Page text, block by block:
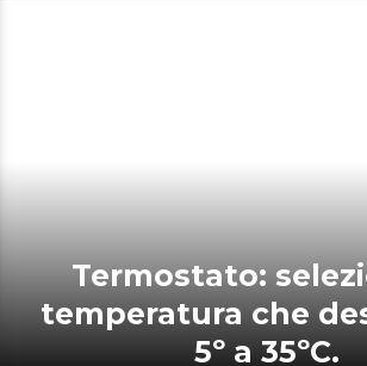
Termostato: seleziona la
temperatura che
5º a 35ºC.